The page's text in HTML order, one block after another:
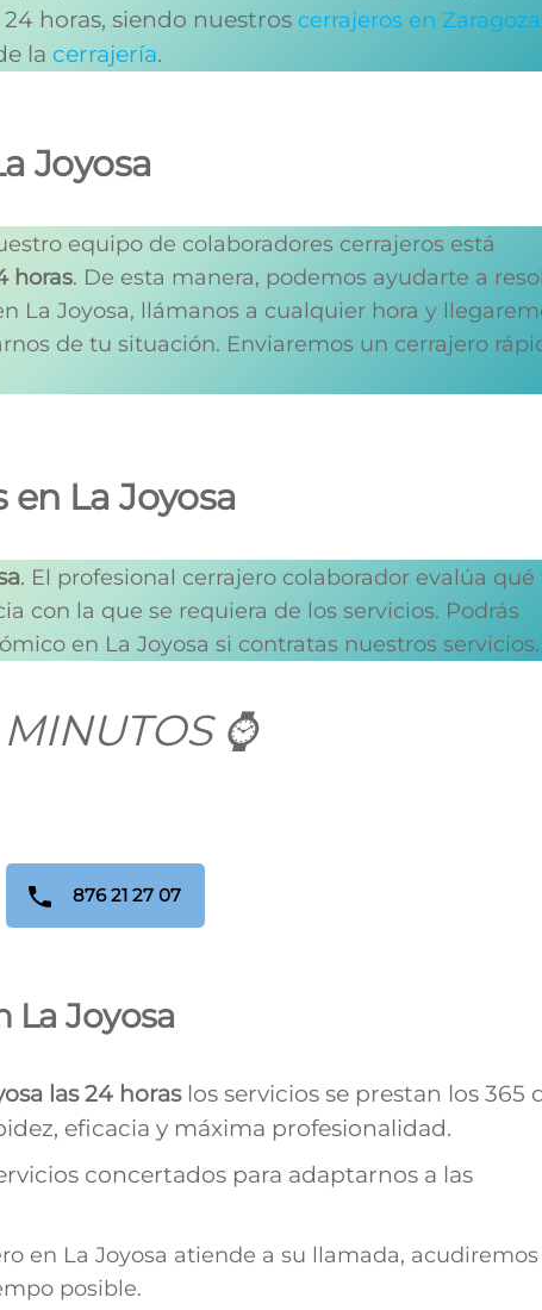
horas, siendo nuestros cerrajeros en Zaragoza
la cerrajería.
Joyosa
equipo de colaboradores cerrajeros está
horas. De esta manera, podemos ayudarte a
La Joyosa, llámanos a cualquier hora y
de tu situación. Enviaremos un cerrajero
La Joyosa
. El profesional cerrajero colaborador evalúa
con la que se requiera de los servicios. Podrás
en La Joyosa si contratas nuestros servicios.
⌚
876 21 27 07
La Joyosa
las 24 horaslos servicios se prestan los 365
eficacia y máxima profesionalidad.
concertados para adaptarnos a las
en La Joyosa atiende a su llamada,
posible.